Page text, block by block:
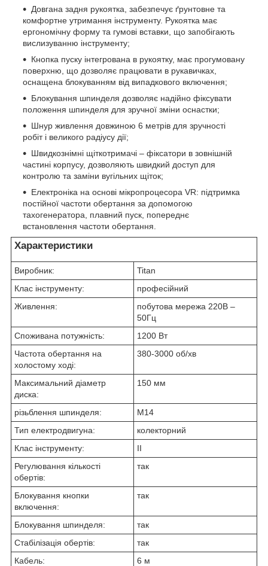
Довгана задня рукоятка, забезпечує ґрунтовне та
комфортне утримання інструменту. Рукоятка має
ергономічну форму та гумові вставки, що запобігають
вислизуванню інструменту;
Кнопка пуску інтегрована в рукоятку, має прогумовану
поверхню, що дозволяє працювати в рукавичках,
оснащена блокуванням від випадкового включення;
Блокування шпинделя дозволяє надійно фіксувати
положення шпинделя для зручної зміни оснастки;
Шнур живлення довжиною 6 метрів для зручності
робіт і великого радіусу дії;
Швидкознімні щіткотримачі – фіксатори в зовнішній
частині корпусу, дозволяють швидкий доступ для
контролю та заміни вугільних щіток;
Електроніка на основі мікропроцесора VR: підтримка
постійної частоти обертання за допомогою
тахогенератора, плавний пуск, попереднє
встановлення частоти обертання.
Характеристики
Виробник:
Titan
Клас інструменту:
професійний
Живлення:
побутова мережа 220В –
50Гц
Споживана потужність:
1200 Вт
Частота обертання на
холостому ході:
380-3000 об/хв
Максимальний діаметр
диска:
150 мм
різьблення шпинделя:
М14
Тип електродвигуна:
колекторний
Клас інструменту:
II
Регулювання кількості
обертів:
так
Блокування кнопки
включення:
так
Блокування шпинделя:
так
Стабілізація обертів:
так
Кабель:
6 м